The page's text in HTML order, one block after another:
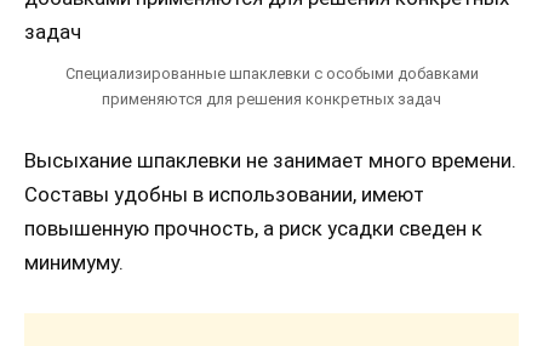
Специализированные шпаклевки с особыми добавками
применяются для решения конкретных задач
Высыхание шпаклевки не занимает много времени.
Составы удобны в использовании, имеют
повышенную прочность, а риск усадки сведен к
минимуму.